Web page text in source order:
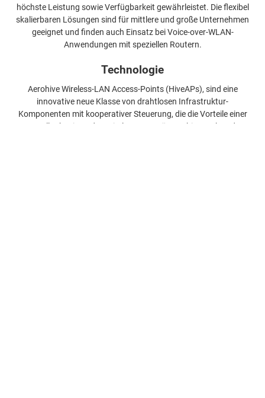
höchste Leistung sowie Verfügbarkeit gewährleistet. Die flexibel
skalierbaren Lösungen sind für mittlere und große Unternehmen
geeignet und finden auch Einsatz bei Voice-over-WLAN-
Anwendungen mit speziellen Routern.
Technologie
Aerohive Wireless-LAN Access-Points (HiveAPs), sind eine
innovative neue Klasse von drahtlosen Infrastruktur-
Komponenten mit kooperativer Steuerung, die die Vorteile einer
Controller-basierenden Wireless-LAN-Lösung bietet, ohne den